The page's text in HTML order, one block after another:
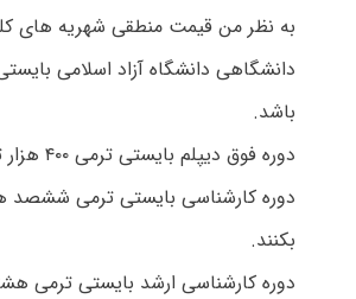
به نظر من قیمت منطقی شهریه های
دانشگاهی دانشگاه آزاد اسلامی
باشد.
دوره فوق دیپلم بایستی ترمی ۴۰۰ هزار تومان بکنند.
دوره کارشناسی بایستی ترمی ششصد
بکنند.
دوره کارشناسی ارشد بایستی ترمی